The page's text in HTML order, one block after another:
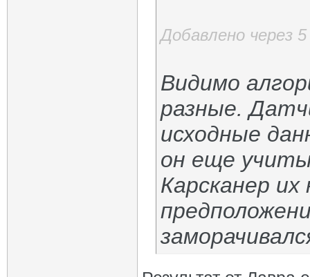
Добавлено через
Видимо
разные.
исходные
он еще
Карсканер